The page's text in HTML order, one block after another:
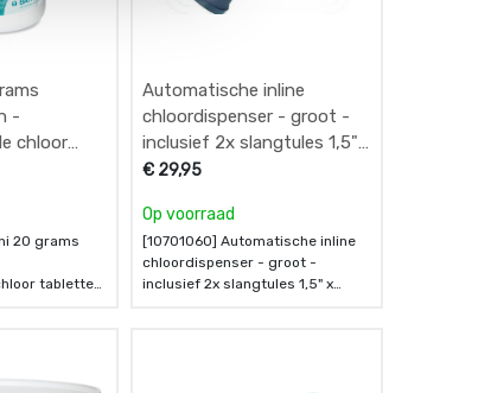
-
chloor
Bayrol
20 grams
tabletten
Automatische inline
chloordispenser - groot -
inclusief 2x slangtules 1,5"
x 38/32mm
€ 29,95
Op voorraad
[10701060] Automatische inline
chloordispenser - groot -
inclusief 2x slangtules 1,5" x